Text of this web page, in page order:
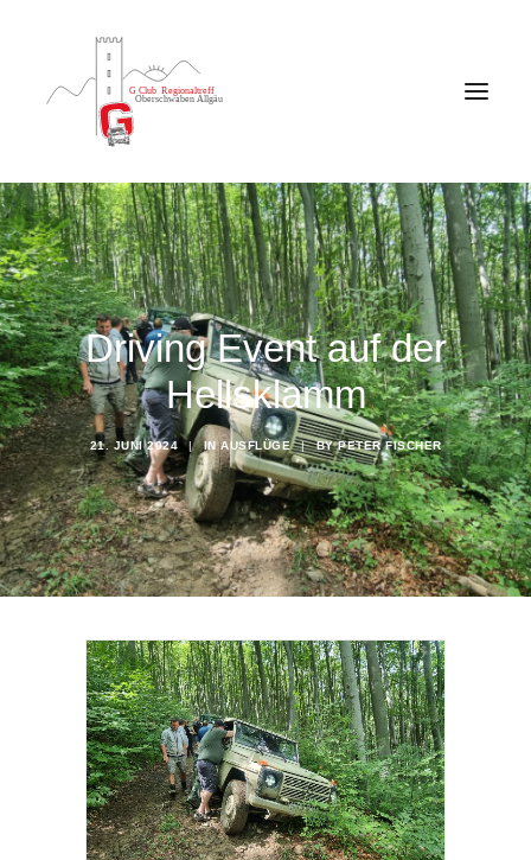
SEARCH
Driving Event auf der
Hellsklamm
21. JUNI 2024 | INAUSFLÜGE | BYPETER FISCHER